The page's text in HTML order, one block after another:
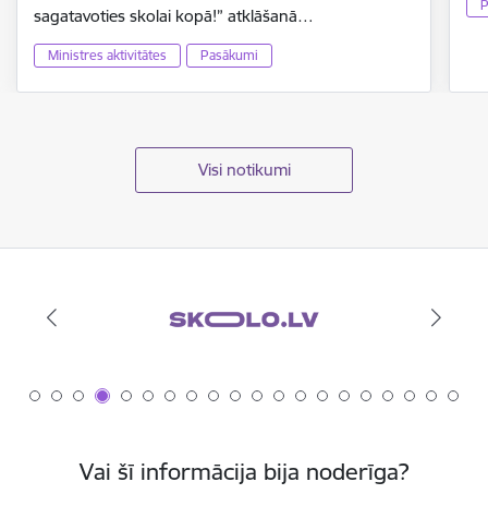
sagatavoties skolai kopā!” atklāšanā…
Ministres aktivitātes Pasākumi
Visi notikumi
Vai šī informācija bija noderīga?